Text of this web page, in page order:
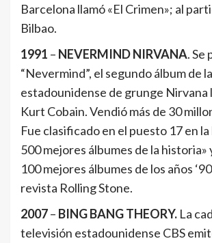
Barcelona llamó «El Crimen»; al
Bilbao.
1991 – NEVERMIND NIRVANA. Se
“Nevermind”, el segundo álbum de
estadounidense de grunge Nirvana
Kurt Cobain. Vendió más de 30
Fue clasificado en el puesto 17 en la
500 mejores álbumes de la historia»
100 mejores álbumes de los años
revista Rolling Stone.
2007– BING BANG THEORY. La
televisión estadounidense CBS